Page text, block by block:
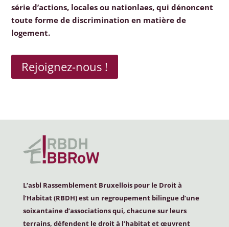
série d’actions, locales ou nationlaes, qui dénoncent
toute forme de discrimination en matière de
logement.
Rejoignez-nous !
L’asbl Rassemblement Bruxellois pour le Droit à
l’Habitat (RBDH) est un regroupement bilingue d’une
soixantaine d’associations qui, chacune sur leurs
terrains, défendent le droit à l’habitat et œuvrent